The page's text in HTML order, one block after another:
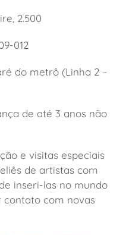
2.500
012
do metrô (Linha 2 –
de até 3 anos não
e visitas especiais
de artistas com
inseri-las no mundo
contato com novas